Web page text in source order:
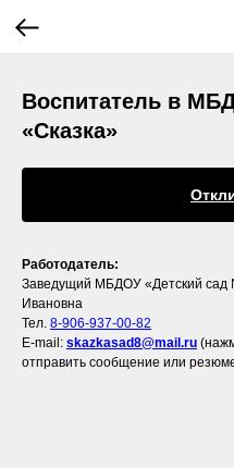
Воспитатель в
«Сказка»
Работодатель:
Заведущий МБДОУ «Детский сад
Ивановна
Тел. 8-906-937-00-82
E-mail: skazkasad8@mail.ru
отправить сообщение или